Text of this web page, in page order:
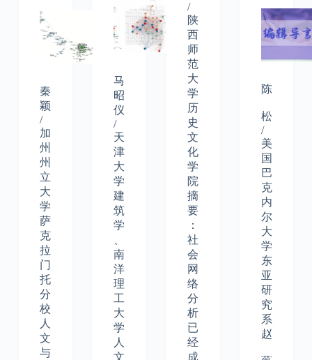
秦
颖
/
加
州
州
立
大
学
萨
克
拉
门
托
分
校
人
文
与
马
昭
仪
/
天
津
大
学
建
筑
学
南
洋
理
工
大
学
人
文
/
陕
西
师
范
大
学
历
史
文
化
学
院
摘
要
：
社
会
网
络
分
析
已
经
成
陈
松
/
美
国
巴
克
内
尔
大
学
东
亚
研
究
系
赵